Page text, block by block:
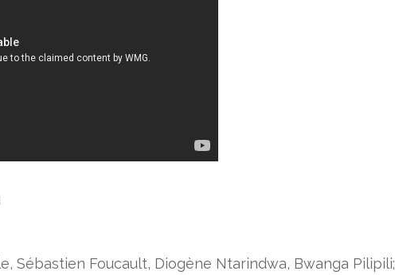
Sébastien Foucault, Diogène Ntarindwa, Bwanga Pilipili;